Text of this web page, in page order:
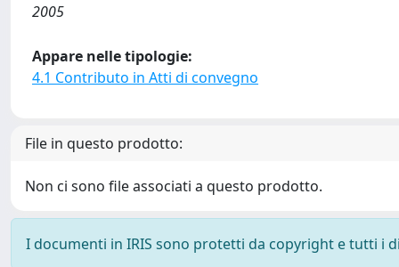
2005
Appare nelle tipologie:
4.1 Contributo in Atti di convegno
File in questo prodotto:
Non ci sono file associati a questo prodotto.
I documenti in IRIS sono protetti da copyright e tutti i